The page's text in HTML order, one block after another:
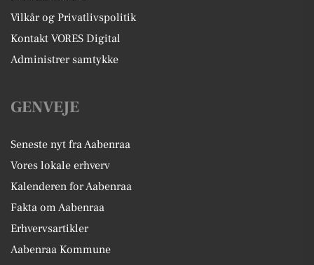
Vilkår og Privatlivspolitik
Kontakt VORES Digital
Administrer samtykke
GENVEJE
Seneste nyt fra Aabenraa
Vores lokale erhverv
Kalenderen for Aabenraa
Fakta om Aabenraa
Erhvervsartikler
Aabenraa Kommune